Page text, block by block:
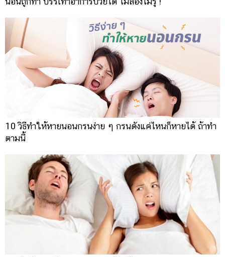
10 วิธีทำให้หายนอนกรนง่าย ๆ กรนดังแค่ไหนก็หายได้ ถ้าทำ
ตามนี้